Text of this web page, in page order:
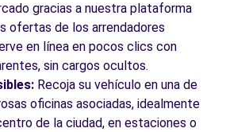
gracias a nuestra plataforma
ofertas de los arrendadores
en línea en pocos clics con
sin cargos ocultos.
Recoja su vehículo en una de
oficinas asociadas, idealmente
de la ciudad, en estaciones o